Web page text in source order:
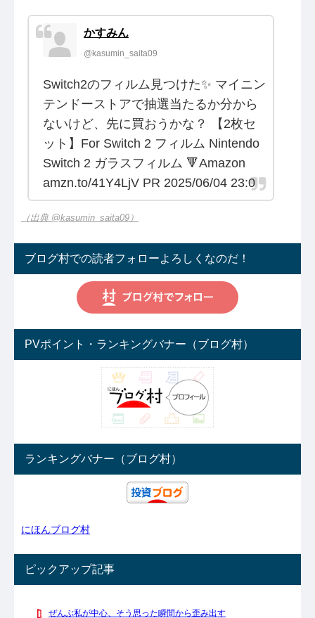
かすみん
@kasumin_saita09
Switch2のフィルム見つけた✨️ マイニン
テンドーストアで抽選当たるか分から
ないけど、先に買おうかな？ 【2枚セ
ット】For Switch 2 フィルム Nintendo
Switch 2 ガラスフィルム 🔻Amazon
amzn.to/41Y4LjV PR 2025/06/04 23:0
（出典 @kasumin_saita09）
ブログ村での読者フォローよろしくなのだ！
PVポイント・ランキングバナー（ブログ村）
ランキングバナー（ブログ村）
にほんブログ村
ピックアップ記事